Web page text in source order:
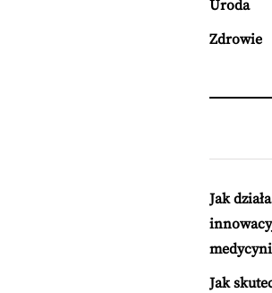
Uroda
Zdrowie
Jak
Jak